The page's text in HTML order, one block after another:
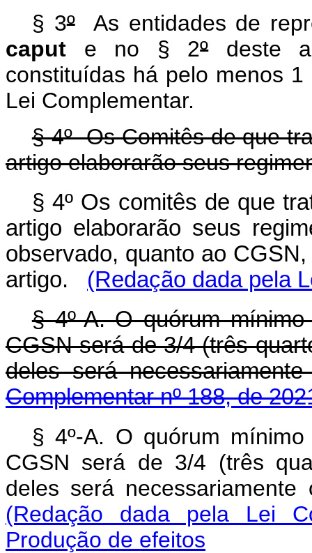
§ 3ºAs entidades de
caput e no § 2ºdeste
constituídas há pelo menos
Lei Complementar.
§ 4º Os Comitês de que
artigo elaborarão seus
§ 4º Os comitês de que
artigo elaborarão seus
observado, quanto ao
artigo.
(Redação dada pela
§ 4º-A. O quórum
CGSN será de 3/4 (três
deles será
Complementar nº 188, de
§ 4º-A. O quórum
CGSN será de 3/4 (três
deles será
(Redação dada pela Lei
Produção de efeitos